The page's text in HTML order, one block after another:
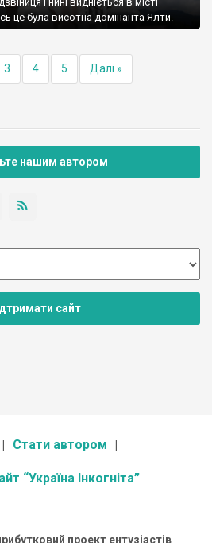
це була висотна домінанта Ялти.
3 4 5 Далі »
нашим автором
сайт
Стати автором
“Україна Інкогніта”
проект ентузіастів